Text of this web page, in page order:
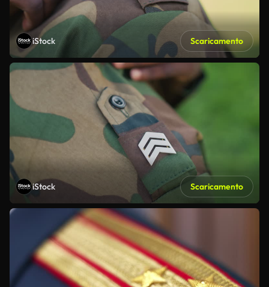
iStock Scaricamento
iStock Scaricamento